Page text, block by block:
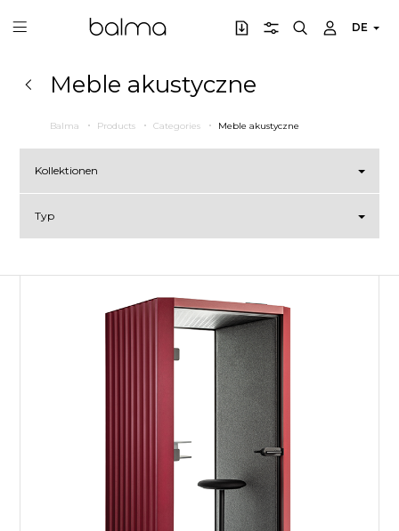
DE
Meble akustyczne
Balma Products Categories Meble akustyczne
Kollektionen
Typ